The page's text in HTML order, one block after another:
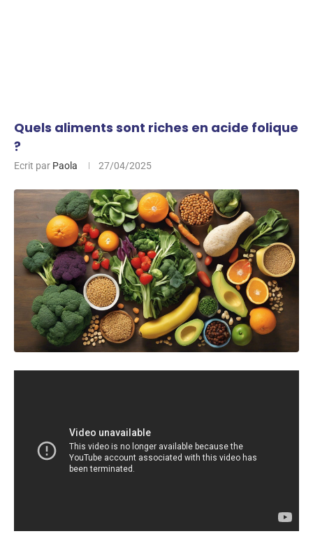
Quels aliments sont riches en acide folique
?
Ecrit par Paola 27/04/2025